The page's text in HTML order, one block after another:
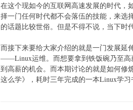
在这个现如今的互联网高速发展的时代，
择一门任何时代都不会落伍的技能，来选
的话题比较世俗。但是不得不说，当下时
而接下来要给大家介绍的就是一门发展延
——Linux运维。而想要拿到铁饭碗乃至高
到高薪的机会。而本期讨论的就是如何修
这么学》，耗时三年完成的一本Linux学习